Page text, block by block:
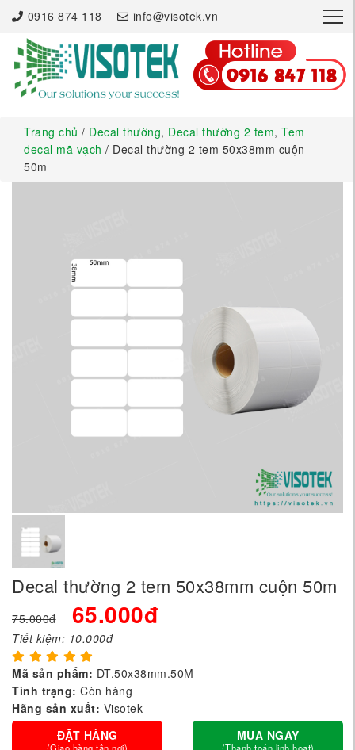
0916 874 118 info@visotek.vn ×
Trang chủ / Decal thường, Decal thường 2 tem, Tem
decal mã vạch / Decal thường 2 tem 50x38mm cuộn
50m
Decal thường 2 tem 50x38mm cuộn 50m
75.000đ 65.000đ
Tiết kiệm: 10.000đ
Mã sản phẩm: DT.50x38mm.50M
Tình trạng: Còn hàng
Hãng sản xuất: Visotek
ĐẶT HÀNG
MUA NGAY